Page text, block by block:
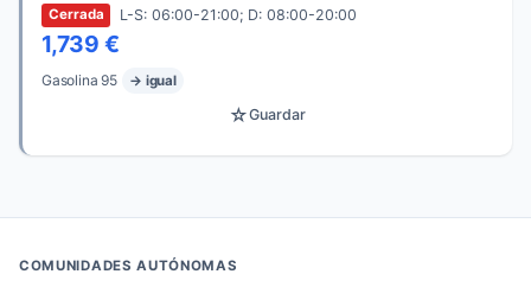
Cerrada L-S: 06:00-21:00; D: 08:00-20:00
1,739 €
Gasolina 95 → igual
☆Guardar
COMUNIDADES AUTÓNOMAS